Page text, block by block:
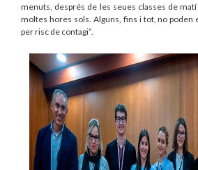
menuts, després de les seues classes de matí
moltes hores sols. Alguns, fins i tot, no poden
per risc de contagi”.